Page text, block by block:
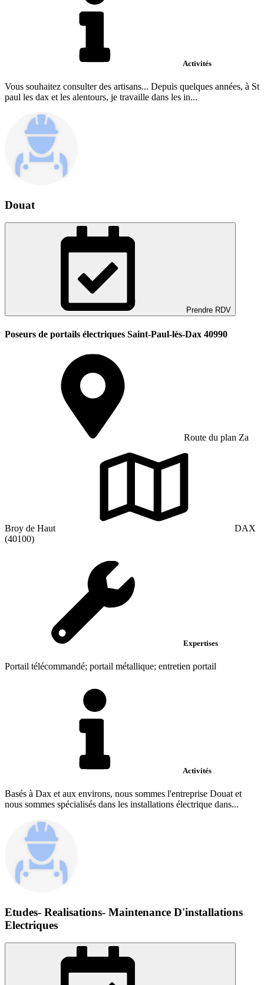
Activités
Vous souhaitez consulter des artisans... Depuis quelques années, à St
paul les dax et les alentours, je travaille dans les in...
Douat
Prendre RDV
Poseurs de portails électriques Saint-Paul-lès-Dax 40990
Route du plan Za
Broy de Haut
DAX
(40100)
Expertises
Portail télécommandé; portail métallique; entretien portail
Activités
Basés à Dax et aux environs, nous sommes l'entreprise Douat et
nous sommes spécialisés dans les installations électrique dans...
Etudes- Realisations- Maintenance D'installations
Electriques